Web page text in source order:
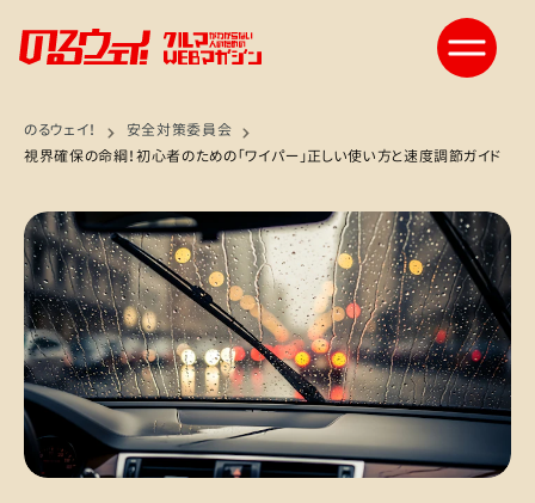
のるウェイ！
安全対策委員会
視界確保の命綱！初心者のための「ワイパー」正しい使い方と速度調節ガイド